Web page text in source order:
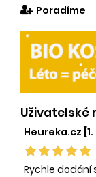
Poradíme
Uživatelské
Heureka.cz [1.
Rychle dodání